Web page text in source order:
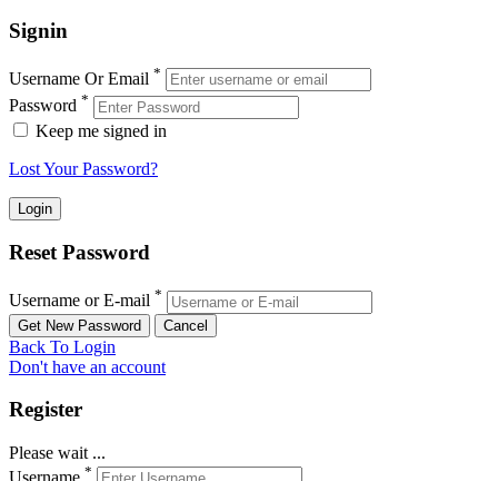
Signin
Username Or Email *
Password *
Keep me signed in
Lost Your Password?
Reset Password
Username or E-mail *
Back To Login
Don't have an account
Register
Please wait ...
*